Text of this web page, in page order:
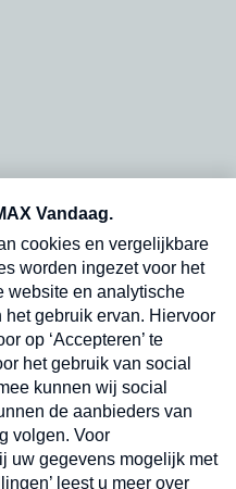
dinsdagochtend in
Verzend